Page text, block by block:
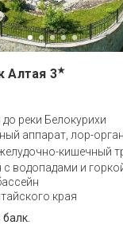
Алтая 3★
до реки Белокурихи
аппарат, лор-
кишечный
водопадами и
края